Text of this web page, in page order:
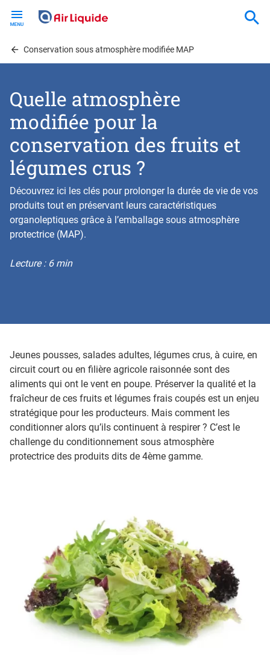
contentConservation sous atmosphère modifiée MAP
Quelle atmosphère
modifiée pour la
conservation des fruits et
légumes crus ?
Découvrez ici les clés pour prolonger la durée de vie de vos
produits tout en préservant leurs caractéristiques
organoleptiques grâce à l’emballage sous atmosphère
protectrice (MAP).
Lecture : 6 min
Jeunes pousses, salades adultes, légumes crus, à cuire, en
circuit court ou en filière agricole raisonnée sont des
aliments qui ont le vent en poupe. Préserver la qualité et la
fraîcheur de ces fruits et légumes frais coupés est un enjeu
stratégique pour les producteurs. Mais comment les
conditionner alors qu’ils continuent à respirer ? C’est le
challenge du conditionnement sous atmosphère
protectrice des produits dits de 4ème gamme.